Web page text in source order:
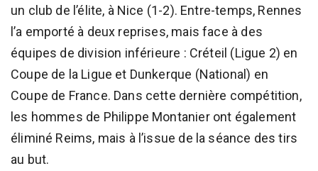
un club de l’élite, à Nice (1-2). Entre-temps, Rennes
l’a emporté à deux reprises, mais face à des
équipes de division inférieure : Créteil (Ligue 2) en
Coupe de la Ligue et Dunkerque (National) en
Coupe de France. Dans cette dernière compétition,
les hommes de Philippe Montanier ont également
éliminé Reims, mais à l’issue de la séance des tirs
au but.